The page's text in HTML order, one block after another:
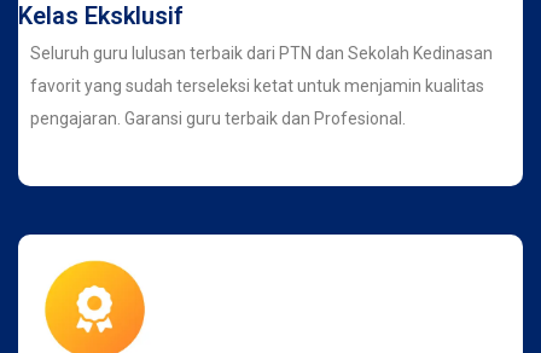
Kelas Eksklusif
Seluruh guru lulusan terbaik dari PTN dan Sekolah Kedinasan
favorit yang sudah terseleksi ketat untuk menjamin kualitas
pengajaran. Garansi guru terbaik dan Profesional.